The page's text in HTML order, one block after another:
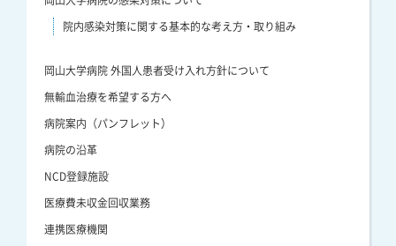
院内感染対策に関する基本的な考え方・取り組み
岡山大学病院 外国人患者受け入れ方針について
無輸血治療を希望する方へ
病院案内（パンフレット）
病院の沿革
NCD登録施設
医療費未収金回収業務
連携医療機関